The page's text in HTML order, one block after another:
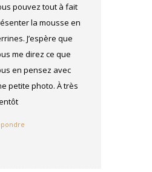
pouvez tout à fait
la mousse en
J’espère que
me direz ce que
en pensez avec
petite photo. À très